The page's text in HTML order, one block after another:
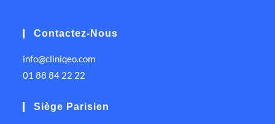
Contactez-Nous
info@cliniqeo.com
01 88 84 22 22
Siège Parisien